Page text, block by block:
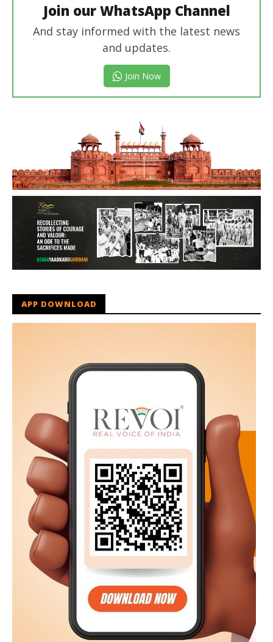
Join our WhatsApp Channel
And stay informed with the latest news
and updates.
Join Now
APP DOWNLOAD